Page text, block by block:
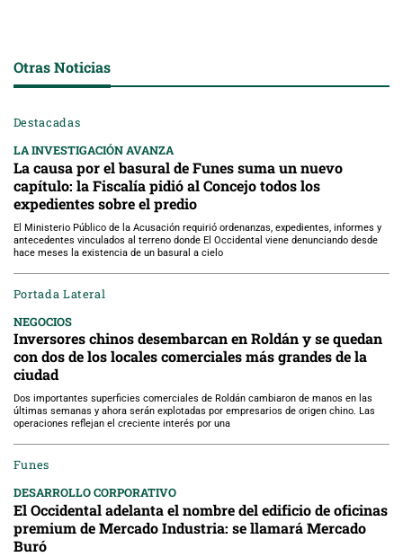
Otras Noticias
Destacadas
LA INVESTIGACIÓN AVANZA
La causa por el basural de Funes suma un nuevo
capítulo: la Fiscalía pidió al Concejo todos los
expedientes sobre el predio
El Ministerio Público de la Acusación requirió ordenanzas, expedientes, informes y
antecedentes vinculados al terreno donde El Occidental viene denunciando desde
hace meses la existencia de un basural a cielo
Portada Lateral
NEGOCIOS
Inversores chinos desembarcan en Roldán y se quedan
con dos de los locales comerciales más grandes de la
ciudad
Dos importantes superficies comerciales de Roldán cambiaron de manos en las
últimas semanas y ahora serán explotadas por empresarios de origen chino. Las
operaciones reflejan el creciente interés por una
Funes
DESARROLLO CORPORATIVO
El Occidental adelanta el nombre del edificio de oficinas
premium de Mercado Industria: se llamará Mercado
Buró